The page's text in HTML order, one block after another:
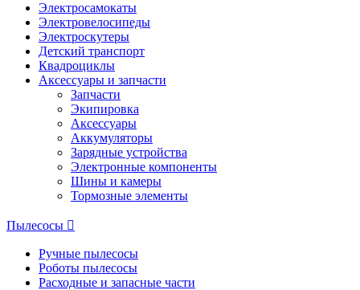
Электросамокаты
Электровелосипеды
Электроскутеры
Детский транспорт
Квадроциклы
Аксессуары и запчасти
Запчасти
Экипировка
Аксессуары
Аккумуляторы
Зарядные устройства
Электронные компоненты
Шины и камеры
Тормозные элементы
Пылесосы
Ручные пылесосы
Роботы пылесосы
Расходные и запасные части